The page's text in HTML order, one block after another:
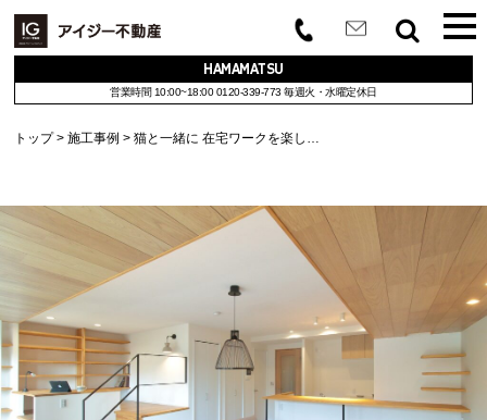
HAMAMATSU
営業時間 10:00~18:00 0120-339-773 毎週火・水曜定休日
トップ 施工事例 猫と一緒に 在宅ワークを楽し…